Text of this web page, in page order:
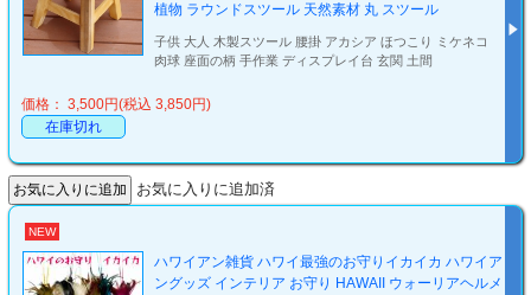
植物 ラウンドスツール 天然素材 丸 スツール
子供 大人 木製スツール 腰掛 アカシア ほつこり ミケネコ
肉球 座面の柄 手作業 ディスプレイ台 玄関 土間
価格： 3,500円(税込 3,850円)
在庫切れ
お気に入りに追加済
NEW
ハワイアン雑貨 ハワイ最強のお守りイカイカ ハワイア
ングッズ インテリア お守り HAWAII ウォーリアヘルメ